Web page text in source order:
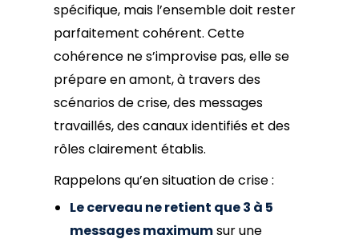
spécifique, mais l’ensemble doit rester
parfaitement cohérent. Cette
cohérence ne s’improvise pas, elle se
prépare en amont, à travers des
scénarios de crise, des messages
travaillés, des canaux identifiés et des
rôles clairement établis.
Rappelons qu’en situation de crise :
Le cerveau ne retient que 3 à 5
messages maximumsur une